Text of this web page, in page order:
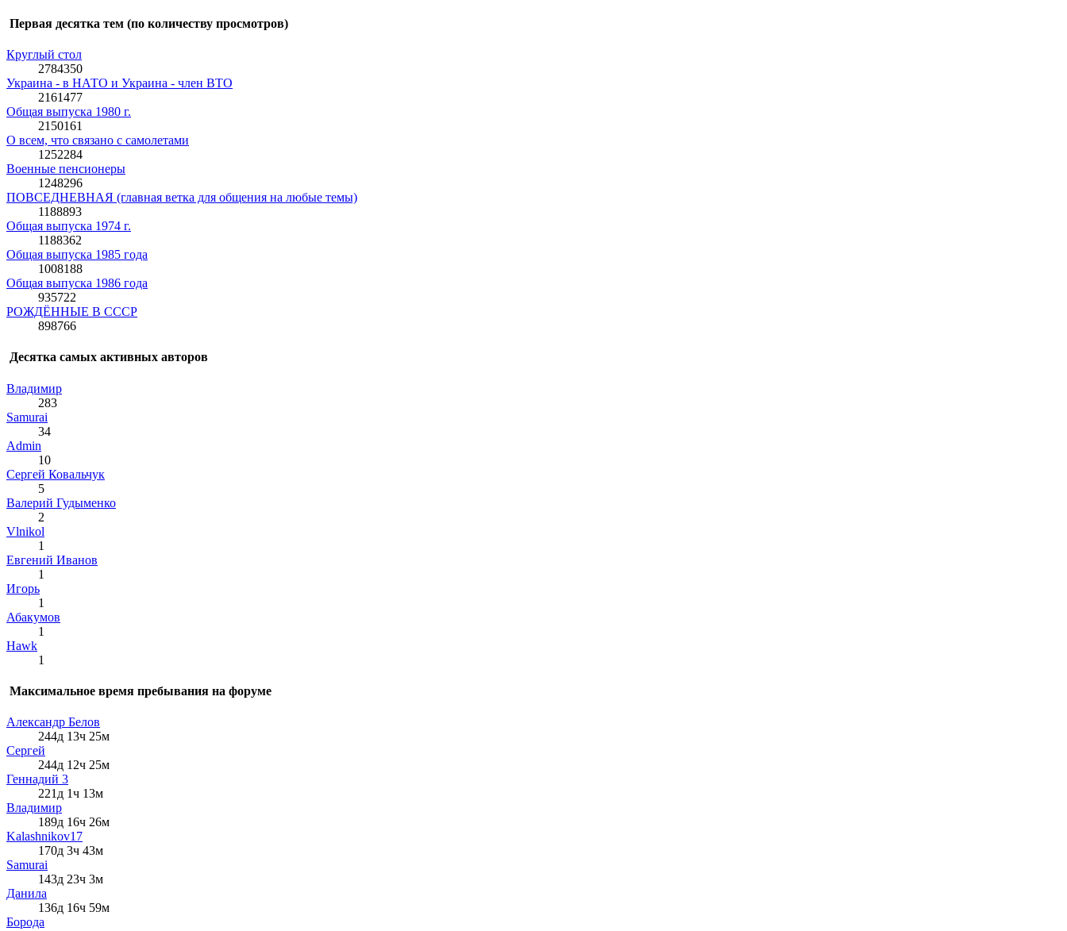
Первая десятка тем (по количеству просмотров)
Круглый стол
2784350
Украина - в НАТО и Украина - член ВТО
2161477
Общая выпуска 1980 г.
2150161
О всем, что связано с самолетами
1252284
Военные пенсионеры
1248296
ПОВСЕДНЕВНАЯ (главная ветка для общения на любые темы)
1188893
Общая выпуска 1974 г.
1188362
Общая выпуска 1985 года
1008188
Общая выпуска 1986 года
935722
РОЖДЁННЫЕ В СССР
898766
Десятка самых активных авторов
Влaдимир
283
Samurai
34
Admin
10
Сергей Ковальчук
5
Валерий Гудыменко
2
Vlnikol
1
Евгений Иванов
1
Игорь
1
Абакумов
1
Hawk
1
Максимальное время пребывания на форуме
Александр Белов
244д 13ч 25м
Сергей
244д 12ч 25м
Геннадий 3
221д 1ч 13м
Влaдимир
189д 16ч 26м
Kalashnikov17
170д 3ч 43м
Samurai
143д 23ч 3м
Данила
136д 16ч 59м
Борода